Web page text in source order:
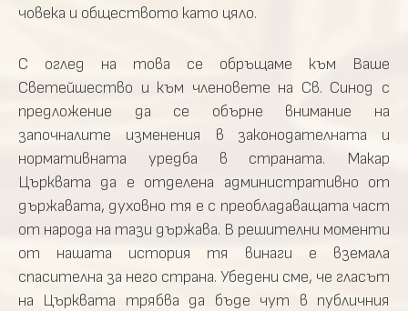
човека и обществото като цяло.
С оглед на това се обръщаме към Ваше
Светейшество и към членовете на Св. Синод с
предложение да се обърне внимание на
започналите изменения в законодателната и
нормативната уредба в страната. Макар
Църквата да е отделена административно от
държавата, духовно тя е с преобладаващата част
от народа на тази държава. В решителни моменти
от нашата история тя винаги е вземала
спасителна за него страна. Убедени сме, че гласът
на Църквата трябва да бъде чут в публичния